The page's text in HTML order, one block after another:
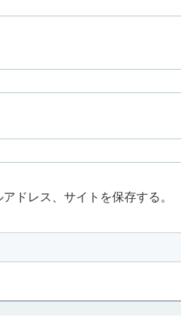
ドレス、サイトを保存する。